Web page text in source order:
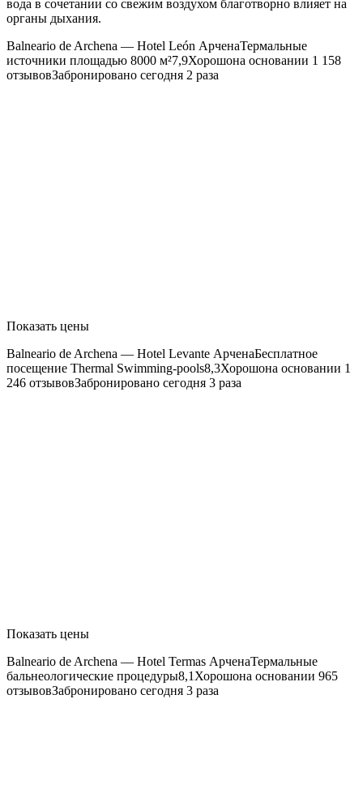
вода в сочетании со свежим воздухом благотворно влияет на
органы дыхания.
Balneario de Archena — Hotel León АрченаТермальные
источники площадью 8000 м²7,9Хорошона основании 1 158
отзывовЗабронировано сегодня 2 раза
Показать цены
Balneario de Archena — Hotel Levante АрченаБесплатное
посещение Thermal Swimming-pools8,3Хорошона основании 1
246 отзывовЗабронировано сегодня 3 раза
Показать цены
Balneario de Archena — Hotel Termas АрченаТермальные
бальнеологические процедуры8,1Хорошона основании 965
отзывовЗабронировано сегодня 3 раза